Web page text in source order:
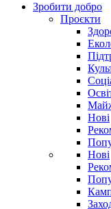
Зробити добро
Проєкти
Нові
Нові